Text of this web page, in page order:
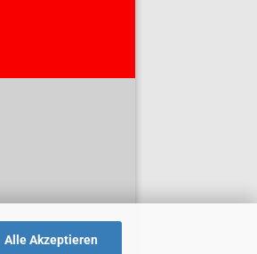
Alle Akzeptieren